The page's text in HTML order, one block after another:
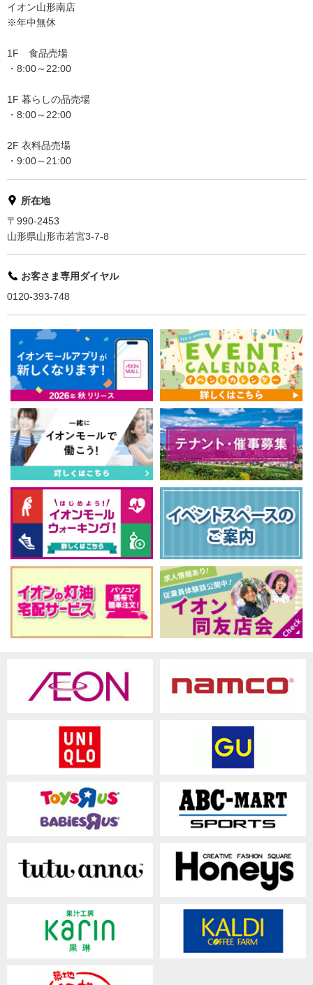
イオン山形南店
※年中無休
1F 食品売場
・8:00～22:00
1F 暮らしの品売場
・8:00～22:00
2F 衣料品売場
・9:00～21:00
所在地
〒990-2453
山形県山形市若宮3-7-8
お客さま専用ダイヤル
0120-393-748